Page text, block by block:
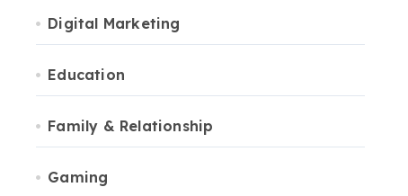
Digital Marketing
Education
Family & Relationship
Gaming